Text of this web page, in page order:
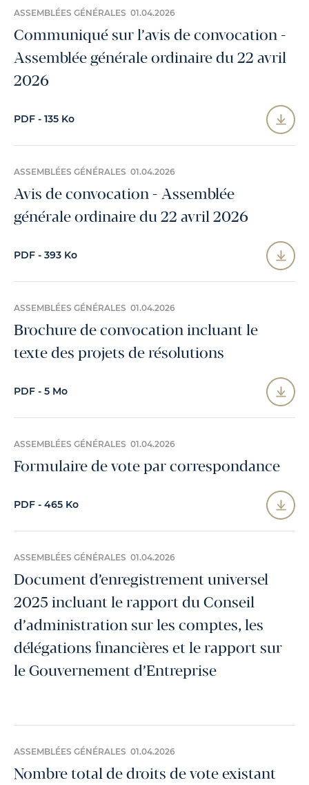
ASSEMBLÉES GÉNÉRALES 01.04.2026
Communiqué sur l’avis de convocation -
Assemblée générale ordinaire du 22 avril
2026
PDF - 135 Ko
ASSEMBLÉES GÉNÉRALES 01.04.2026
Avis de convocation - Assemblée
générale ordinaire du 22 avril 2026
PDF - 393 Ko
ASSEMBLÉES GÉNÉRALES 01.04.2026
Brochure de convocation incluant le
texte des projets de résolutions
PDF - 5 Mo
ASSEMBLÉES GÉNÉRALES 01.04.2026
Formulaire de vote par correspondance
PDF - 465 Ko
ASSEMBLÉES GÉNÉRALES 01.04.2026
Document d’enregistrement universel
2025 incluant le rapport du Conseil
d’administration sur les comptes, les
délégations financières et le rapport sur
le Gouvernement d’Entreprise
ASSEMBLÉES GÉNÉRALES 01.04.2026
Nombre total de droits de vote existant